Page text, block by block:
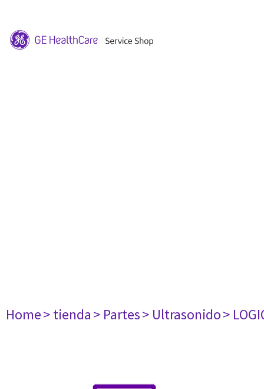
Home> tienda> Partes> Ultrasonido>